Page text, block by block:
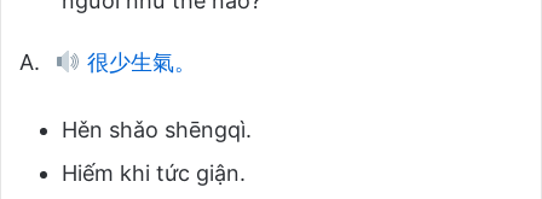
A. 很少生氣。
Hěn shǎo shēngqì.
Hiếm khi tức giận.